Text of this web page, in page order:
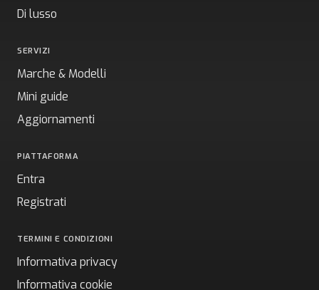
Di lusso
SERVIZI
Marche & Modelli
Mini guide
Aggiornamenti
PIATTAFORMA
Entra
Registrati
TERMINI E CONDIZIONI
Informativa privacy
Informativa cookie